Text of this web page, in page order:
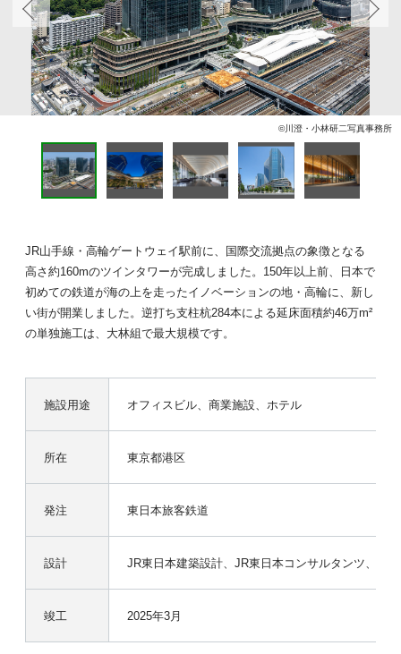
©川澄・小林研二写真事務所
JR山手線・高輪ゲートウェイ駅前に、国際交流拠点の象徴となる
高さ約160mのツインタワーが完成しました。150年以上前、日本で
初めての鉄道が海の上を走ったイノベーションの地・高輪に、新し
い街が開業しました。逆打ち支柱杭284本による延床面積約46万m²
の単独施工は、大林組で最大規模です。
施設用途 オフィスビル、商業施設、ホテル
所在 東京都港区
発注 東日本旅客鉄道
設計 JR東日本建築設計、JR東日本コンサルタンツ、日
竣工 2025年3月